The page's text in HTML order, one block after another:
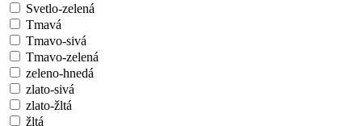
Svetlo-zelená
Tmavá
Tmavo-sivá
Tmavo-zelená
zeleno-hnedá
zlato-sivá
zlato-žltá
žltá